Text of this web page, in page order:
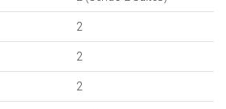
2
2
2